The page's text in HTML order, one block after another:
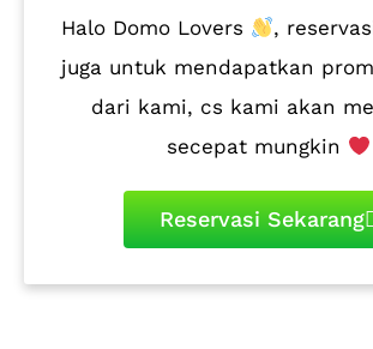
Halo Domo Lovers
,
juga untuk mendapatkan
dari kami, cs kami akan
secepat mungkin
Reservasi Sekarang